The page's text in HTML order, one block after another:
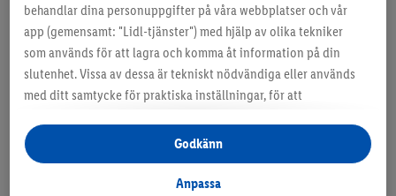
Nu har du en klassisk koreansk kimchi som passar
perfekt som tillbehör eller som bas i en kimchi sås.
Den är som godast när den har fått stå en eller två
veckor i kylskåpet.
Vegansk kimchi
behandlar dina personuppgifter på våra webbplatser och vår
app (gemensamt: "Lidl-tjänster") med hjälp av olika tekniker
som används för att lagra och komma åt information på din
slutenhet. Vissa av dessa är tekniskt nödvändiga eller används
med ditt samtycke för praktiska inställningar, för att
utanför Lidl-tjänsterna. Om du är medlem i Lidl Plus-
programmet kommer data från ditt köpbeteende i butik också
att behandlas för dessa ändamål.Anpassa
Godkänn